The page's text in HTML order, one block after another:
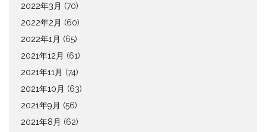
2022年3月 (70)
2022年2月 (60)
2022年1月 (65)
2021年12月 (61)
2021年11月 (74)
2021年10月 (63)
2021年9月 (56)
2021年8月 (62)